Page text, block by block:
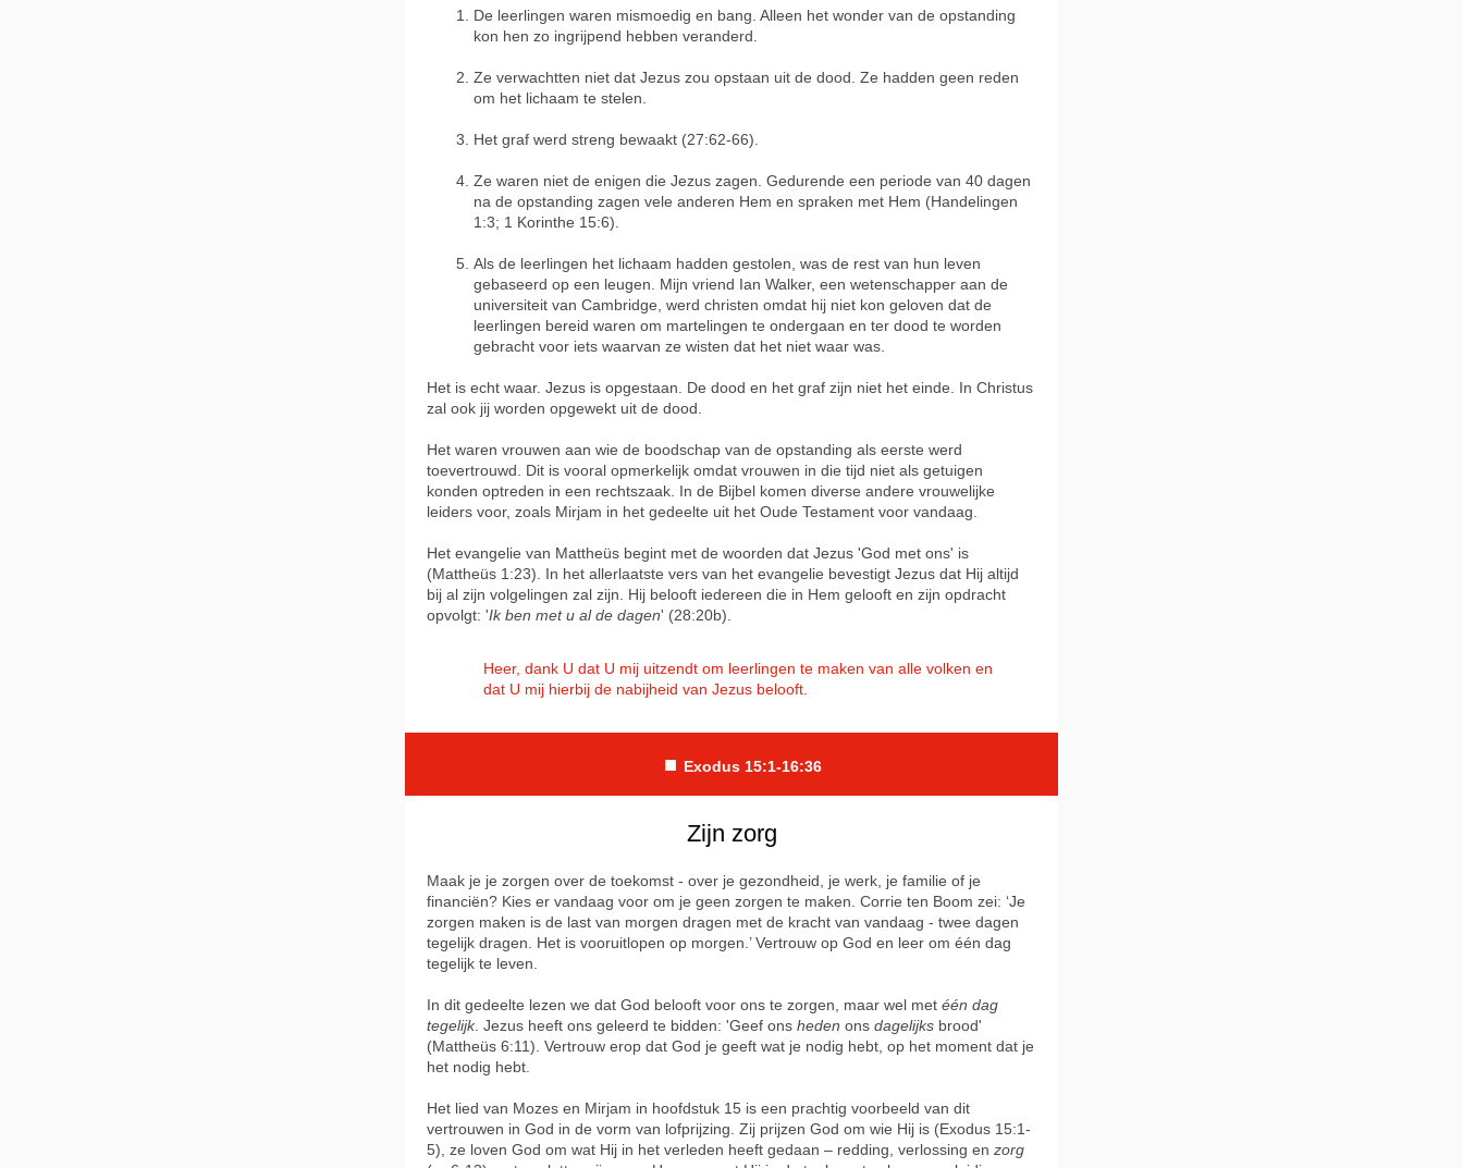
De leerlingen waren mismoedig en bang. Alleen het wonder van de opstanding
kon hen zo ingrijpend hebben veranderd.
Ze verwachtten niet dat Jezus zou opstaan uit de dood. Ze hadden geen reden
om het lichaam te stelen.
Het graf werd streng bewaakt (27:62-66).
Ze waren niet de enigen die Jezus zagen. Gedurende een periode van 40 dagen
na de opstanding zagen vele anderen Hem en spraken met Hem (Handelingen
1:3; 1 Korinthe 15:6).
Als de leerlingen het lichaam hadden gestolen, was de rest van hun leven
gebaseerd op een leugen. Mijn vriend Ian Walker, een wetenschapper aan de
universiteit van Cambridge, werd christen omdat hij niet kon geloven dat de
leerlingen bereid waren om martelingen te ondergaan en ter dood te worden
gebracht voor iets waarvan ze wisten dat het niet waar was.
Het is echt waar. Jezus is opgestaan. De dood en het graf zijn niet het einde. In Christus
zal ook jij worden opgewekt uit de dood.
Het waren vrouwen aan wie de boodschap van de opstanding als eerste werd
toevertrouwd. Dit is vooral opmerkelijk omdat vrouwen in die tijd niet als getuigen
konden optreden in een rechtszaak. In de Bijbel komen diverse andere vrouwelijke
leiders voor, zoals Mirjam in het gedeelte uit het Oude Testament voor vandaag.
Het evangelie van Mattheüs begint met de woorden dat Jezus 'God met ons' is
(Mattheüs 1:23). In het allerlaatste vers van het evangelie bevestigt Jezus dat Hij altijd
bij al zijn volgelingen zal zijn. Hij belooft iedereen die in Hem gelooft en zijn opdracht
opvolgt: 'Ik ben met u al de dagen' (28:20b).
Heer, dank U dat U mij uitzendt om leerlingen te maken van alle volken en
dat U mij hierbij de nabijheid van Jezus belooft.
■ Exodus 15:1-16:36
Zijn zorg
Maak je je zorgen over de toekomst - over je gezondheid, je werk, je familie of je
financiën? Kies er vandaag voor om je geen zorgen te maken. Corrie ten Boom zei: ‘Je
zorgen maken is de last van morgen dragen met de kracht van vandaag - twee dagen
tegelijk dragen. Het is vooruitlopen op morgen.’ Vertrouw op God en leer om één dag
tegelijk te leven.
In dit gedeelte lezen we dat God belooft voor ons te zorgen, maar wel met één dag
tegelijk. Jezus heeft ons geleerd te bidden: 'Geef ons heden ons dagelijks brood'
(Mattheüs 6:11). Vertrouw erop dat God je geeft wat je nodig hebt, op het moment dat je
het nodig hebt.
Het lied van Mozes en Mirjam in hoofdstuk 15 is een prachtig voorbeeld van dit
vertrouwen in God in de vorm van lofprijzing. Zij prijzen God om wie Hij is (Exodus 15:1-
5), ze loven God om wat Hij in het verleden heeft gedaan – redding, verlossing en zorg